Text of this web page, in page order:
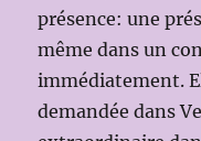
présence: une
même dans un
immédiatement.
demandée dans